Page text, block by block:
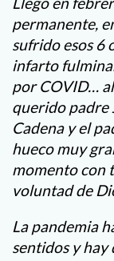
permanente,
sufrido esos 6
infarto
por COVID…
querido padre
Cadena y el
hueco muy
momento con
voluntad de
La pandemia
sentidos y hay